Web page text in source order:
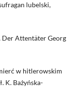
lubelski,
Der Attentäter Georg
w hitlerowskim
K. Bażyńska-